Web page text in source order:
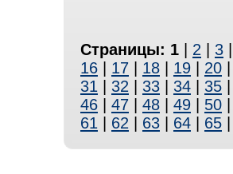
Страницы: 1 2 3
16
17 18 19 20
31
32 33 34 35
46
47 48 49 50
61
62 63 64 65